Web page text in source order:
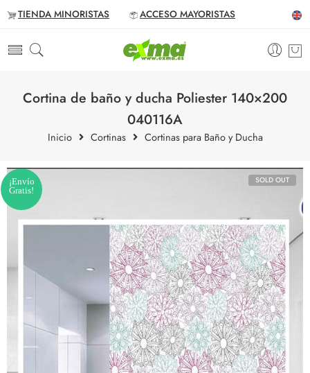
TIENDA MINORISTAS ACCESO MAYORISTAS
Cortina de baño y ducha Poliester 140×200
040116A
Inicio Cortinas Cortinas para Baño y Ducha
SOLD OUT
¡Envío
Gratis!